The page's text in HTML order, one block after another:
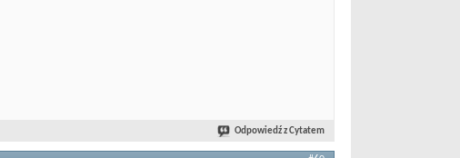
Odpowiedź z Cytatem